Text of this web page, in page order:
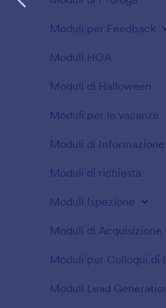
Moduli per Feedback
Moduli HOA
Moduli di Halloween
Moduli per le vacanze
Moduli di Informazione
Moduli di richiesta
Moduli Ispezione
Moduli di Acquisizione
Moduli per Colloqui di
Moduli Lead